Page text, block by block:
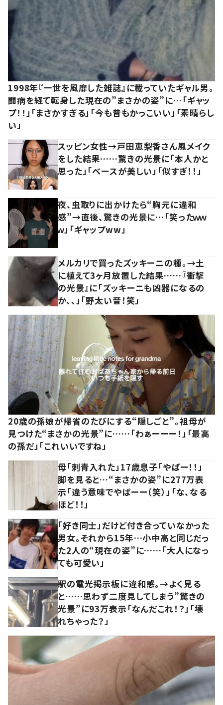
1998年『一世を風靡した雑誌』に載っていたギャル男。
闘病を経て転身した現在の”まさかの姿”に…「ギャッ
プ！！」「まさかすぎる」「今も昔もかっこいい」「素晴らし
い」
スッピン女性→戸田恵梨香さん風メイク
をした結果……驚きの光景に「本人かと
思った」「ベースが美しい」「似すぎ！！」
夜、虫取りに出かけたら“胸元に違和
感”→直後、驚きの光景に…「笑ったｗｗ
ｗ」「ギャップww」
メルカリで買ったズッキーニの種。→土
に植えて3ヶ月放置した結果……『衝撃
の光景』に「ズッキーニも凶器になるの
か、、」「野太い音！笑」
20歳の孫娘が帰省のたびにする“隠しごと”。祖母が
見つけた“まさかの光景”に……「わぁーーー！」「最高
の孫だ」「これいいですね」
母「刺青入れた」17歳息子「やばー！！」
脚を見ると…“まさかの姿”に277万表
示「違う意味でやばーー（笑）」「な、なる
ほど！！」
「好き同士」だけど付き合っていなかった
男女。それから15年…小中高と同じだっ
た2人の“現在の姿”に……「大人になっ
ても可愛い」
駅の電光掲示板に違和感。→よく見る
と……思わず二度見してしまう”驚きの
光景”に93万表示「なんだこれ！？」「壊
れちゃった？」